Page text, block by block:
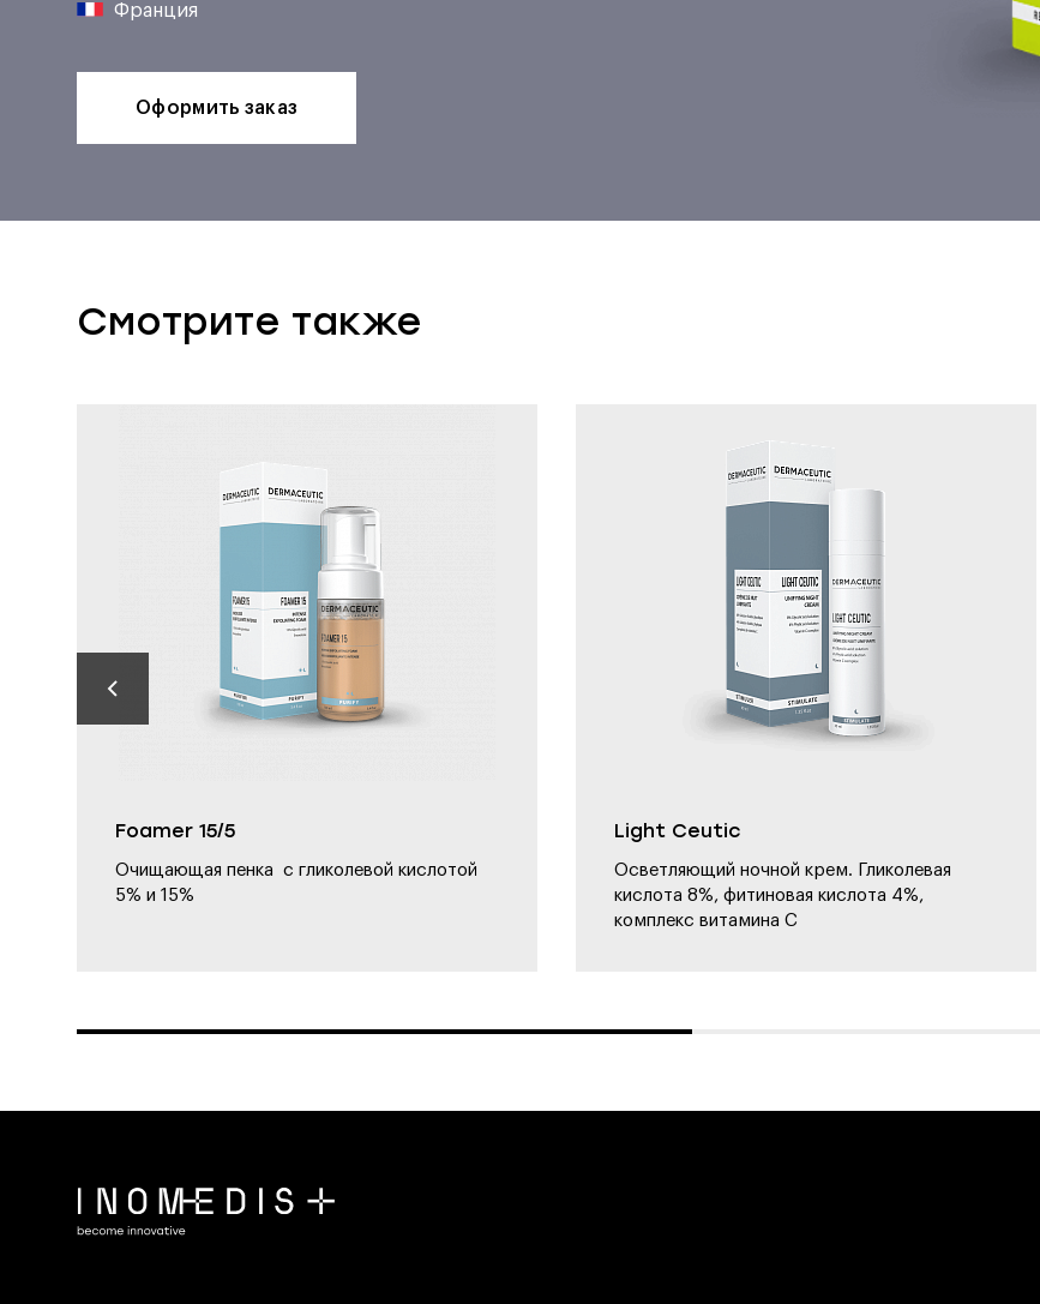
Франция
Оформить заказ
Смотрите также
Foamer 15/5
Очищающая пенка с гликолевой кислотой
5% и 15%
Light Ceutic
Осветляющий ночной крем. Гликолевая
кислота 8%, фитиновая кислота 4%,
комплекс витамина С